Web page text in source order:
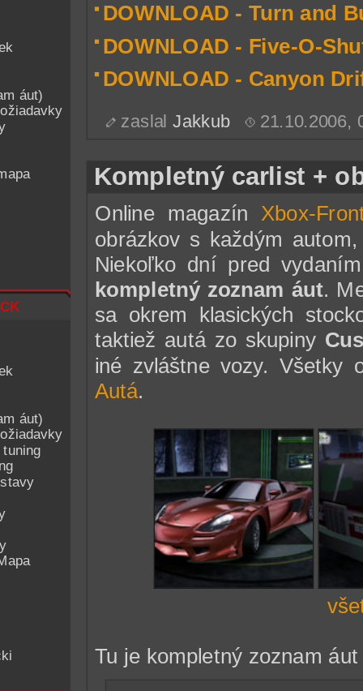
áut)
áut)
DOWNLOAD - Turn and
DOWNLOAD - Five-O-
DOWNLOAD - Canyon
zaslalJakkub
Kompletný carlist +
Online magazín Xbox-
obrázkov s každým
Niekoľko dní pred
kompletný zoznam áut.
sa okrem klasických
taktiež autá zo skupiny
iné zvláštne vozy. Všetky
Autá.
Tu je kompletný zoznam